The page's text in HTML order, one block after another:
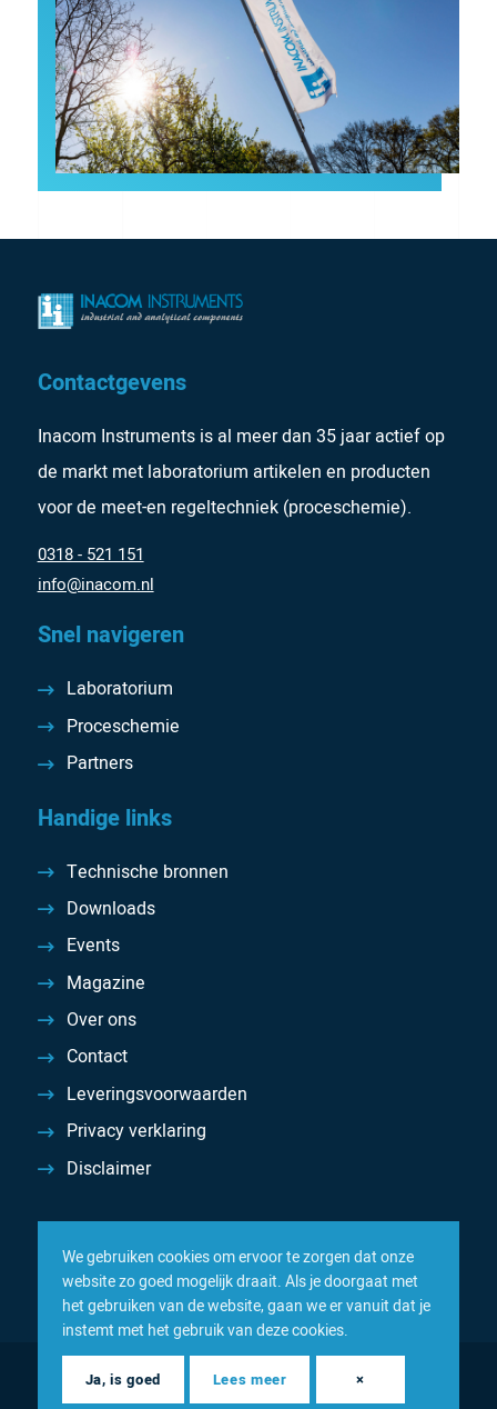
Contactgevens
Inacom Instruments is al meer dan 35 jaar actief op
de markt met laboratorium artikelen en producten
voor de meet-en regeltechniek (proceschemie).
0318 - 521 151
info@inacom.nl
Snel navigeren
Laboratorium
Proceschemie
Partners
Handige links
Technische bronnen
Downloads
Events
Magazine
Over ons
Contact
Leveringsvoorwaarden
Privacy verklaring
Disclaimer
© 2026 Inacom — Sterk in spareparts, consumables en
componenten
We gebruiken cookies om ervoor te zorgen dat onze
website zo goed mogelijk draait. Als je doorgaat met
het gebruiken van de website, gaan we er vanuit dat je
instemt met het gebruik van deze cookies.
Ja, is goed Lees meer ×